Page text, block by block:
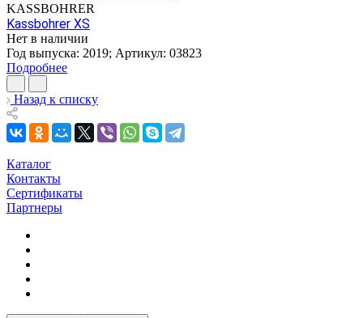
KASSBOHRER
Kassbohrer XS
Нет в наличии
Год выпуска: 2019; Артикул: 03823
Подробнее
Назад к списку
Каталог
Контакты
Сертификаты
Партнеры